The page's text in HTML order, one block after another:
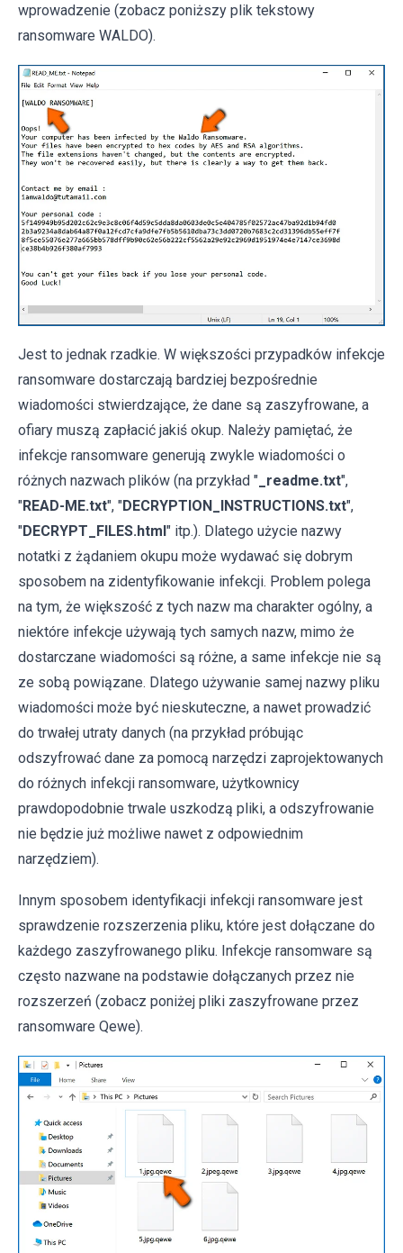
wprowadzenie (zobacz poniższy plik tekstowy
ransomware WALDO).
Jest to jednak rzadkie. W większości przypadków infekcje
ransomware dostarczają bardziej bezpośrednie
wiadomości stwierdzające, że dane są zaszyfrowane, a
ofiary muszą zapłacić jakiś okup. Należy pamiętać, że
infekcje ransomware generują zwykle wiadomości o
różnych nazwach plików (na przykład " _readme.txt",
"READ-ME.txt", "DECRYPTION_INSTRUCTIONS.txt",
"DECRYPT_FILES.html " itp.). Dlatego użycie nazwy
notatki z żądaniem okupu może wydawać się dobrym
sposobem na zidentyfikowanie infekcji. Problem polega
na tym, że większość z tych nazw ma charakter ogólny, a
niektóre infekcje używają tych samych nazw, mimo że
dostarczane wiadomości są różne, a same infekcje nie są
ze sobą powiązane. Dlatego używanie samej nazwy pliku
wiadomości może być nieskuteczne, a nawet prowadzić
do trwałej utraty danych (na przykład próbując
odszyfrować dane za pomocą narzędzi zaprojektowanych
do różnych infekcji ransomware, użytkownicy
prawdopodobnie trwale uszkodzą pliki, a odszyfrowanie
nie będzie już możliwe nawet z odpowiednim
narzędziem).
Innym sposobem identyfikacji infekcji ransomware jest
sprawdzenie rozszerzenia pliku, które jest dołączane do
każdego zaszyfrowanego pliku. Infekcje ransomware są
często nazwane na podstawie dołączanych przez nie
rozszerzeń (zobacz poniżej pliki zaszyfrowane przez
ransomware Qewe).